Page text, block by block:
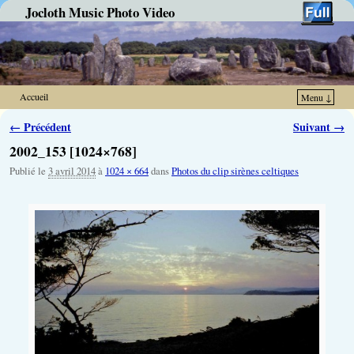
Jocloth Music Photo Video
Accueil Menu ↓
Navigation des images
← Précédent Suivant →
2002_153 [1024×768]
Publié le 3 avril 2014à 1024 × 664dansPhotos du clip sirènes celtiques